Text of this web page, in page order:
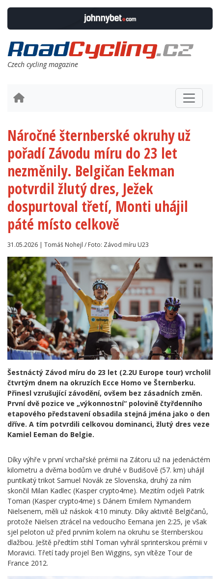
Czech cycling magazine
Náročné šternberské okruhy už
pořadí Závodu míru do 23 let
nezměnily. Belgičan Eekman
potvrdil žlutý dres, Ježek
dospurtoval třetí, Monti uhájil
páté místo celkově
31.05.2026 | Tomáš Nohejl / Foto: Závod míru U23
Šestnáctý Závod míru do 23 let (2.2U Europe tour) vrcholil
čtvrtým dnem na okruzích Ecce Homo ve Šternberku.
Přinesl vzrušující závodění, ovšem bez zásadních změn.
První dvě pozice ve „výkonnostní“ polovině čtyřdenního
etapového představení obsadila stejná jména jako o den
dříve. A tím potvrdili celkovou dominanci, žlutý dres veze
Kamiel Eeman do Belgie.
Díky výhře v první vrchařské prémii na Zátoru už na jedenáctém
kilometru a dvěma bodům ve druhé v Budišově (57. km) uhájil
puntíkatý trikot Samuel Novák ze Slovenska, druhý za ním
skončil Milan Kadlec (Kasper crypto4me). Mezitím odjeli Patrik
Toman (Kasper crypto4me) s Dánem Emilem Nymandem
Nielsenem, měli už náskok 4:10 minuty. Díky aktivitě Belgičanů,
protože Nielsen ztrácel na vedoucího Eemana jen 2:25, je však
sjel peloton už před prvním kolem na okruhu se šternberskou
dlažbou. Ještě předtím stihl Toman vyhrál sprinterskou prémii v
Moravici. Třetí tady projel Ben Wiggins, syn vítěze Tour de
France 2012.